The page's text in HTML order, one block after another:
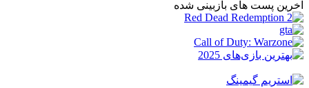
آخرین پست های بازبینی شده